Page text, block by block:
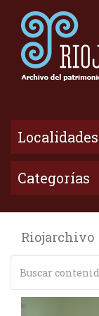
Localidades
Categorías
Riojarchivo